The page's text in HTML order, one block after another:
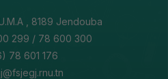
, 8189 Jendouba
299 / 78 600 300
78 601 176